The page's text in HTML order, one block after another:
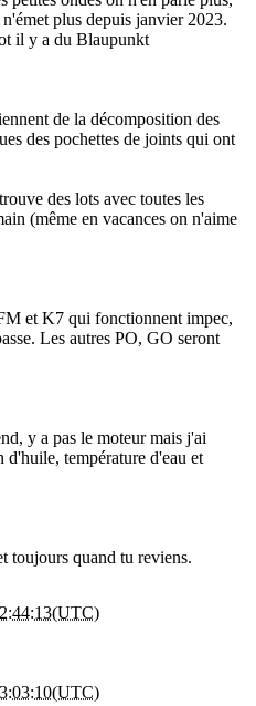
plus depuis janvier 2023.
il y a du Blaupunkt
de la décomposition des
des pochettes de joints qui ont
des lots avec toutes les
(même en vacances on n'aime
et K7 qui fonctionnent impec,
Les autres PO, GO seront
y a pas le moteur mais j'ai
température d'eau et
toujours quand tu reviens.